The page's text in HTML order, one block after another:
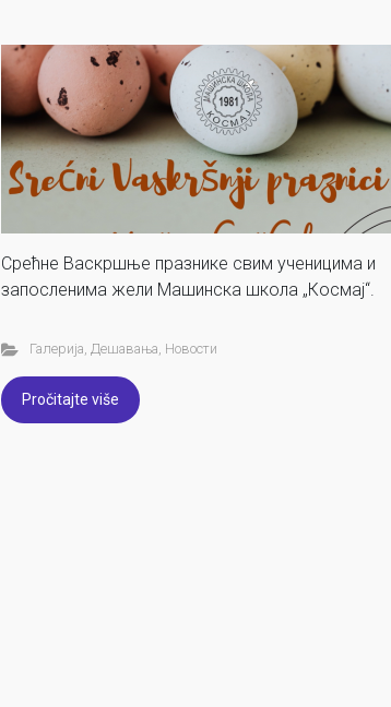
Срећне Васкршње празнике свим ученицима и
запосленима жели Машинска школа „Космај“.
Галерија, Дешавања, Новости
Pročitajte više